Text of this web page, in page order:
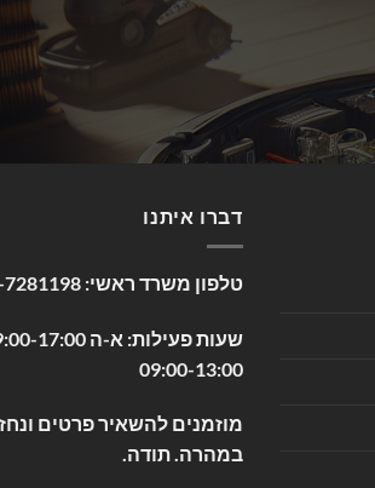
דברו איתנו
טלפון משרד ראשי: 7281198
09:00-13:00
מוזמנים להשאיר פרטים
במהרה. תודה.